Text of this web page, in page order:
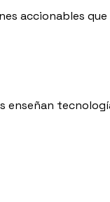
accionables
enseñan